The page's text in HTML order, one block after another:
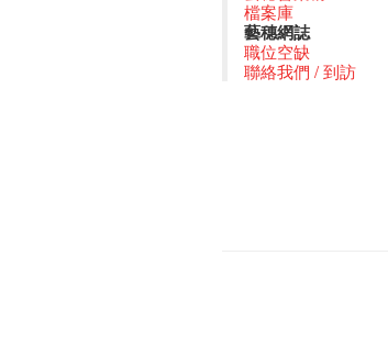
檔案庫
藝穗網誌
職位空缺
聯絡我們 / 到訪